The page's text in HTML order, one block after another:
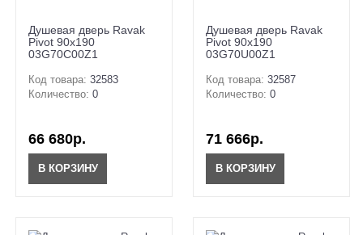
Душевая дверь Ravak
Pivot 90x190
03G70C00Z1
Код товара: 32583
Количество: 0
66 680р.
В КОРЗИНУ
Душевая дверь Ravak
Pivot 90x190
03G70U00Z1
Код товара: 32587
Количество: 0
71 666р.
В КОРЗИНУ